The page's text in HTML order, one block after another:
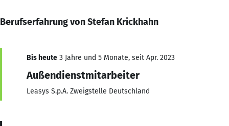
Berufserfahrung von Stefan Krickhahn
Bis heute 3 Jahre und 5 Monate, seit Apr. 2023
Außendienstmitarbeiter
Leasys S.p.A. Zweigstelle Deutschland